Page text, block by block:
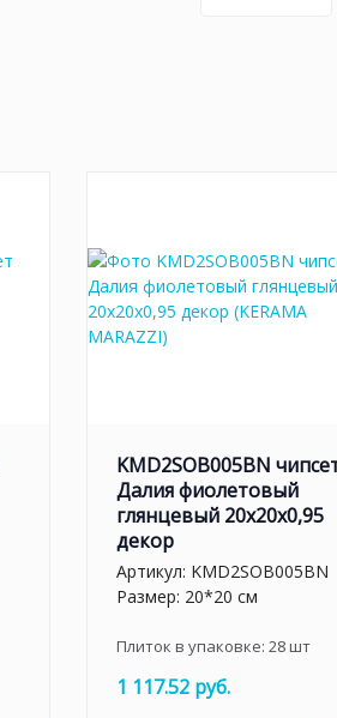
KMD2SOB005BN
Далия фиолетовый
глянцевый 20x20x0,95
декор
Артикул: KMD2SOB005BN
Размер: 20*20 см
Плиток в упаковке: 28шт
1 117.52 руб.